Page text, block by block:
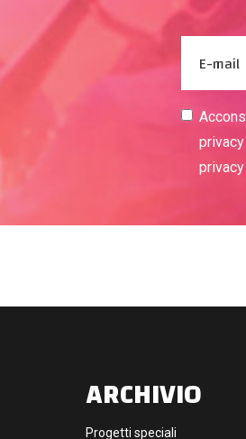
ARCHIVIO
Progetti speciali